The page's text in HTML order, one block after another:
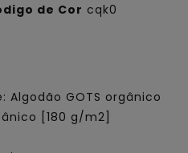
de Cor cqk0
Algodão GOTS orgânico
[180 g/m2]